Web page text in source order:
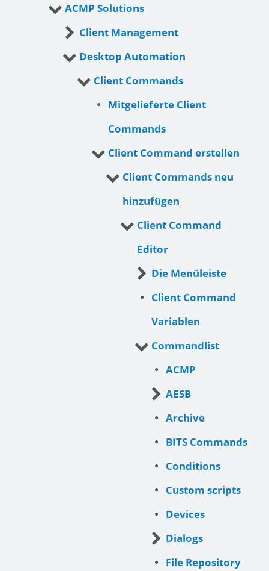
ACMP Solutions
Client Management
Desktop Automation
Client Commands
Mitgelieferte Client
Commands
Client Command erstellen
Client Commands neu
hinzufügen
Client Command
Editor
Die Menüleiste
Client Command
Variablen
Commandlist
ACMP
AESB
Archive
BITS Commands
Conditions
Custom scripts
Devices
Dialogs
File Repository